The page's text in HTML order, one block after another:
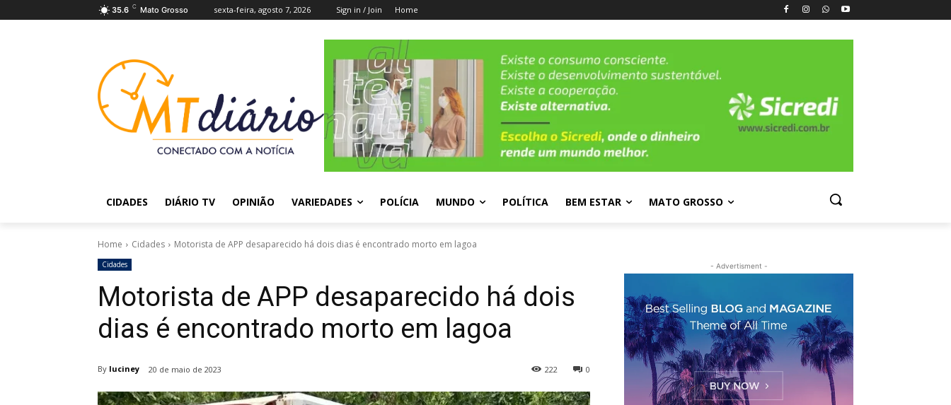
35.6 C Mato Grosso sexta-feira, agosto 7, 2026 Sign in / Join Home
CIDADES DIÁRIO TV OPINIÃO VARIEDADES POLÍCIA MUNDO POLÍTICA BEM ESTAR MATO GROSSO
Home Cidades Motorista de APP desaparecido há dois dias é encontrado morto em lagoa
Cidades
Motorista de APP desaparecido há dois
dias é encontrado morto em lagoa
By luciney 20 de maio de 2023 0
222
- Advertisment -